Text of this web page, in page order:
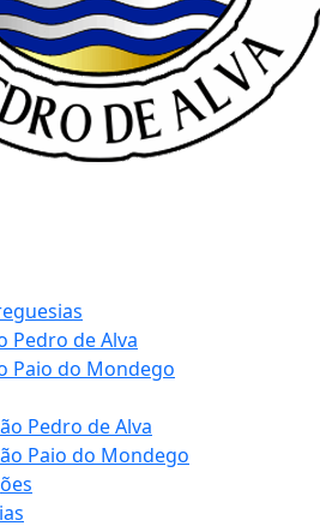
Pedro de Alva
Paio do Mondego
Pedro de Alva
Paio do Mondego